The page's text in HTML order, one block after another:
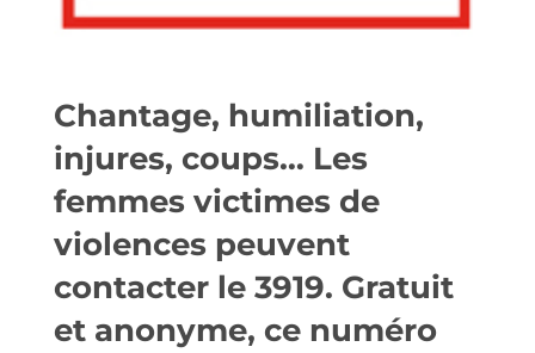
Chantage, humiliation,
injures, coups… Les
femmes victimes de
violences peuvent
contacter le 3919. Gratuit
et anonyme, ce numéro